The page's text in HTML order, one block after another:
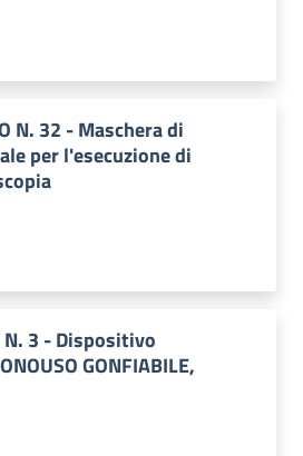
N. 32 - Maschera di
per l'esecuzione di
N. 3 - Dispositivo
GONFIABILE,